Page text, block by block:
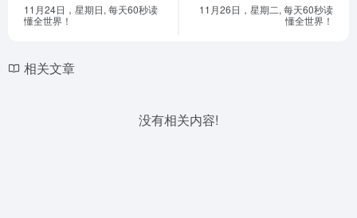
11月24日，星期日, 每天60秒读
懂全世界！
11月26日，星期二, 每天60秒读
懂全世界！
相关文章
没有相关内容!